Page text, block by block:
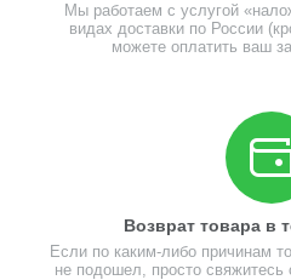
Мы работаем с услугой
видах доставки по России
можете оплатить ваш
Возврат товара в
Если по каким-либо причинам
не подошел, просто свяжитесь